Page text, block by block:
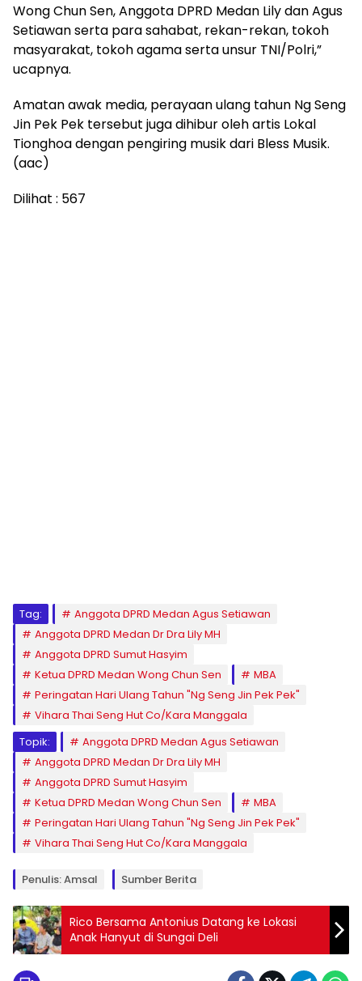
Wong Chun Sen, Anggota DPRD Medan Lily dan Agus
Setiawan serta para sahabat, rekan-rekan, tokoh
masyarakat, tokoh agama serta unsur TNI/Polri,”
ucapnya.
Amatan awak media, perayaan ulang tahun Ng Seng
Jin Pek Pek tersebut juga dihibur oleh artis Lokal
Tionghoa dengan pengiring musik dari Bless Musik.
(aac)
Dilihat : 567
Tag:
Anggota DPRD Medan Agus Setiawan
Anggota DPRD Medan Dr Dra Lily MH
Anggota DPRD Sumut Hasyim
Ketua DPRD Medan Wong Chun Sen
MBA
Peringatan Hari Ulang Tahun "Ng Seng Jin Pek Pek"
Vihara Thai Seng Hut Co/Kara Manggala
Topik:
Anggota DPRD Medan Agus Setiawan
Anggota DPRD Medan Dr Dra Lily MH
Anggota DPRD Sumut Hasyim
Ketua DPRD Medan Wong Chun Sen
MBA
Peringatan Hari Ulang Tahun "Ng Seng Jin Pek Pek"
Vihara Thai Seng Hut Co/Kara Manggala
Penulis: Amsal Sumber Berita
Rico Bersama Antonius Datang ke Lokasi
Anak Hanyut di Sungai Deli